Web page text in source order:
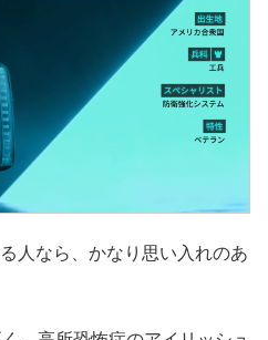
人なら、かなり思い入れのあ